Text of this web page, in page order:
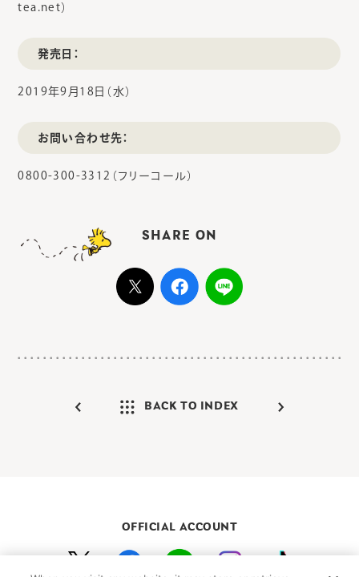
tea.net）
発売日：
2019年9月18日（水）
お問い合わせ先：
0800-300-3312（フリーコール）
SHARE ON
BACK TO INDEX
OFFICIAL ACCOUNT